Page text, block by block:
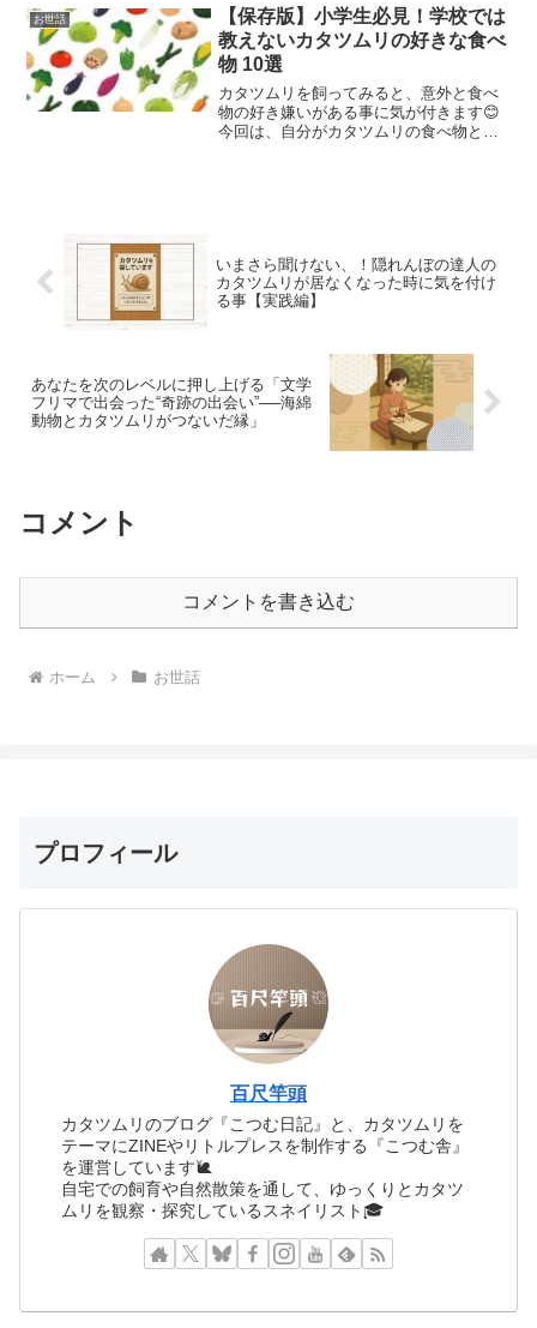
うで、とても微笑ましく感じました✨今
回は、日頃の観察をもとにした「カタツ
ムリの赤ちゃんの寝返り（姿勢変換）」
について紹介します。
お世話
【保存版】小学生必見！学校では
教えないカタツムリの好きな食べ
物 10選
カタツムリを飼ってみると、意外と食べ
物の好き嫌いがある事に気が付きます😊
今回は、自分がカタツムリの食べ物とし
いまさら聞けない、！隠れんぼの達人の
カタツムリが居なくなった時に気を付け
る事【実践編】
あなたを次のレベルに押し上げる「文学
フリマで出会った“奇跡の出会い”──海綿
動物とカタツムリがつないだ縁」
コメント
コメントを書き込む
ホーム お世話
プロフィール
百尺竿頭
カタツムリのブログ『こつむ日記』と、カタツムリを
テーマにZINEやリトルプレスを制作する『こつむ舎』
を運営しています🐌
自宅での飼育や自然散策を通して、ゆっくりとカタツ
ムリを観察・探究しているスネイリスト🎓